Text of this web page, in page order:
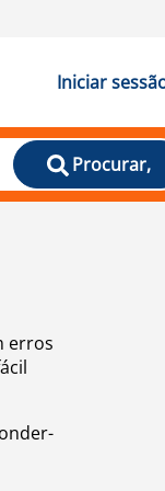
Iniciar
Procurar,
erros